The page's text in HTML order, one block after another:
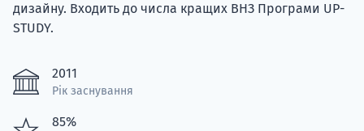
дизайну. Входить до числа кращих ВНЗ Програми UP-
STUDY.
2011
Рік заснування
85%